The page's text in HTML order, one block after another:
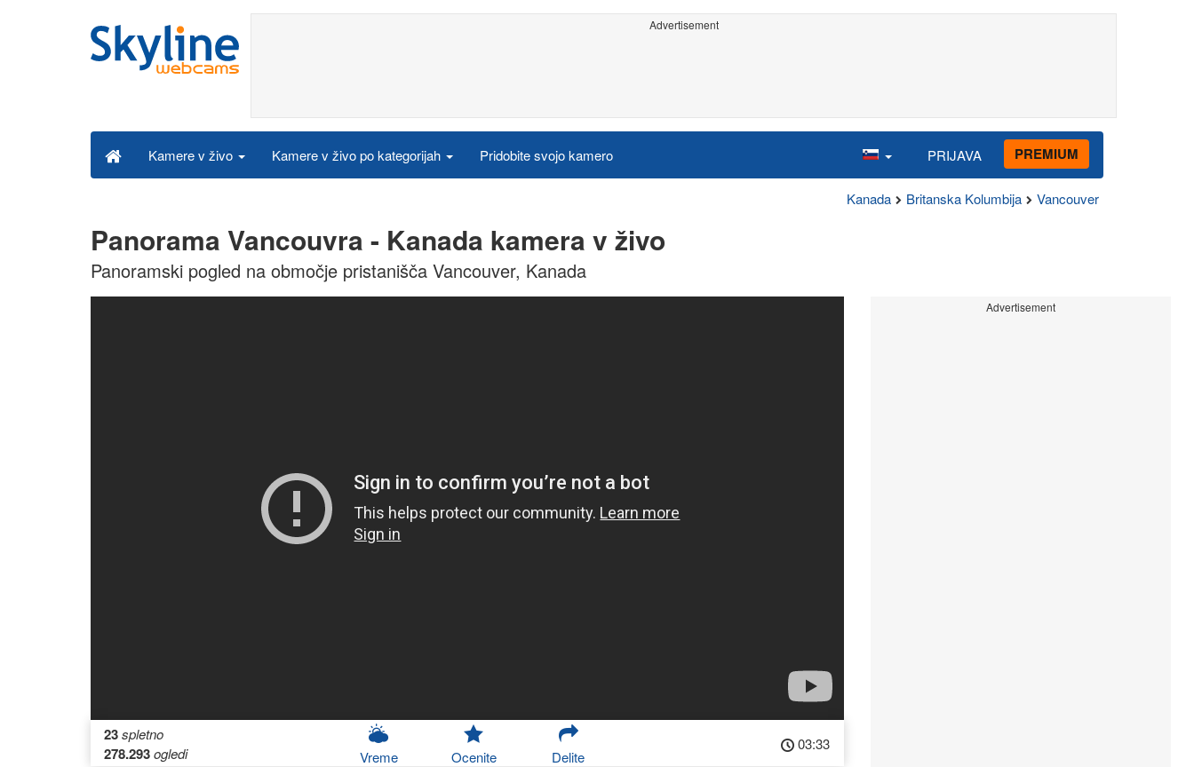
Advertisement
Kamere v živo Kamere v živo po kategorijah Pridobite svojo kamero PRIJAVA PREMIUM
Kanada Britanska Kolumbija Vancouver
Panorama Vancouvra - Kanada kamera v živo
Panoramski pogled na območje pristanišča Vancouver, Kanada
23spletno
278.293ogledi Vreme Ocenite Delite
03:33
Advertisement